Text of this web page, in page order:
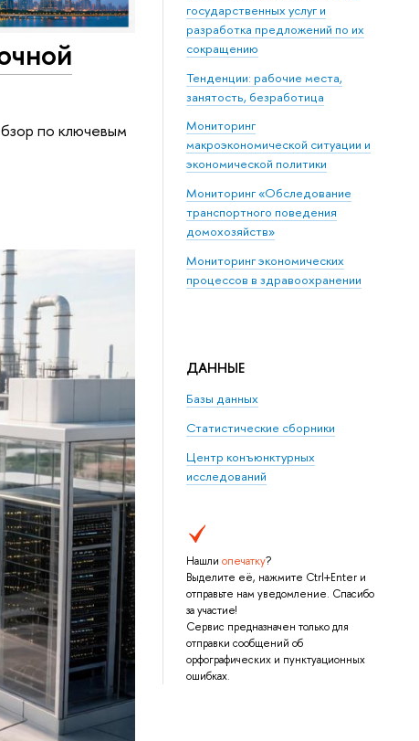
государственных услуг и
разработка предложений по их
сокращению
Тенденции: рабочие места,
занятость, безработица
Мониторинг
макроэкономической ситуации и
экономической политики
Мониторинг «Обследование
транспортного поведения
домохозяйств»
Мониторинг экономических
процессов в здравоохранении
ДАННЫЕ
Базы данных
Статистические сборники
Центр конъюнктурных
исследований
Нашли опечатку?
Выделите её, нажмите Ctrl+Enter и
отправьте нам уведомление. Спасибо
за участие!
Сервис предназначен только для
отправки сообщений об
орфографических и пунктуационных
ошибках.
по ключевым